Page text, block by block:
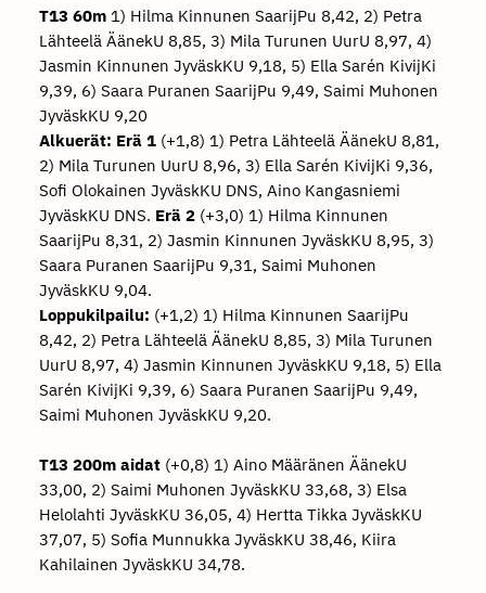
T13 60m1) Hilma Kinnunen SaarijPu 8,42, 2) Petra
Lähteelä ÄänekU 8,85, 3) Mila Turunen UurU 8,97, 4)
Jasmin Kinnunen JyväskKU 9,18, 5) Ella Sarén KivijKi
9,39, 6) Saara Puranen SaarijPu 9,49, Saimi Muhonen
JyväskKU 9,20
Alkuerät: Erä 1(+1,8) 1) Petra Lähteelä ÄänekU 8,81,
2) Mila Turunen UurU 8,96, 3) Ella Sarén KivijKi 9,36,
Sofi Olokainen JyväskKU DNS, Aino Kangasniemi
JyväskKU DNS. Erä 2(+3,0) 1) Hilma Kinnunen
SaarijPu 8,31, 2) Jasmin Kinnunen JyväskKU 8,95, 3)
Saara Puranen SaarijPu 9,31, Saimi Muhonen
JyväskKU 9,04.
Loppukilpailu: (+1,2) 1) Hilma Kinnunen SaarijPu
8,42, 2) Petra Lähteelä ÄänekU 8,85, 3) Mila Turunen
UurU 8,97, 4) Jasmin Kinnunen JyväskKU 9,18, 5) Ella
Sarén KivijKi 9,39, 6) Saara Puranen SaarijPu 9,49,
Saimi Muhonen JyväskKU 9,20.
T13 200m aidat(+0,8) 1) Aino Määränen ÄänekU
33,00, 2) Saimi Muhonen JyväskKU 33,68, 3) Elsa
Helolahti JyväskKU 36,05, 4) Hertta Tikka JyväskKU
37,07, 5) Sofia Munnukka JyväskKU 38,46, Kiira
Kahilainen JyväskKU 34,78.